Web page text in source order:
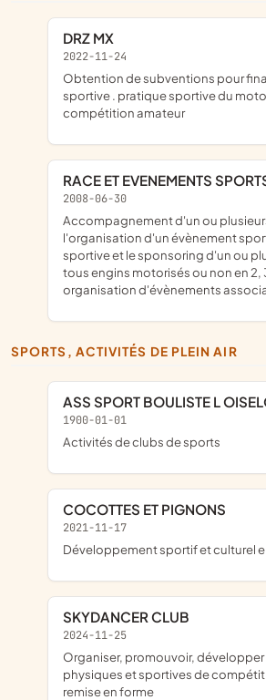
DRZ MX
2022-11-24
obtention de subventions pour financer une saison
sportive . pratique sportive du
compétition amateur
RACE ET EVENEMENTS
2008-06-30
accompagnement d'un ou plusieurs pilotes. aide a
l'organisation d'un évènement
sportive et le sponsoring d'un ou
tous engins motorisés ou non en 2,
organisation d'évènements
SPORTS, ACTIVITÉS DE PLEIN AIR
ASS SPORT BOULISTE L
1900-01-01
Activités de clubs de sports
COCOTTES ET PIGNONS
2021-11-17
développement sportif et culturel
SKYDANCER CLUB
2024-11-25
organiser, promouvoir, développer les activités
physiques et sportives de
remise en forme